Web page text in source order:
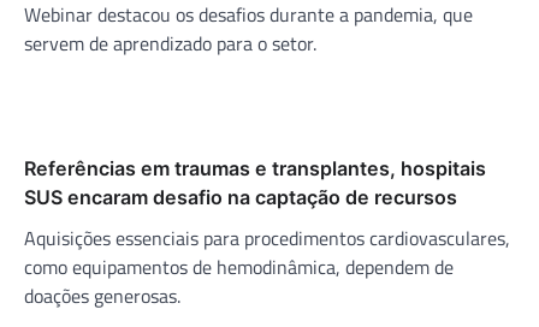
Webinar destacou os desafios durante a pandemia, que
servem de aprendizado para o setor.
Referências em traumas e transplantes, hospitais
SUS encaram desafio na captação de recursos
Aquisições essenciais para procedimentos cardiovasculares,
como equipamentos de hemodinâmica, dependem de
doações generosas.